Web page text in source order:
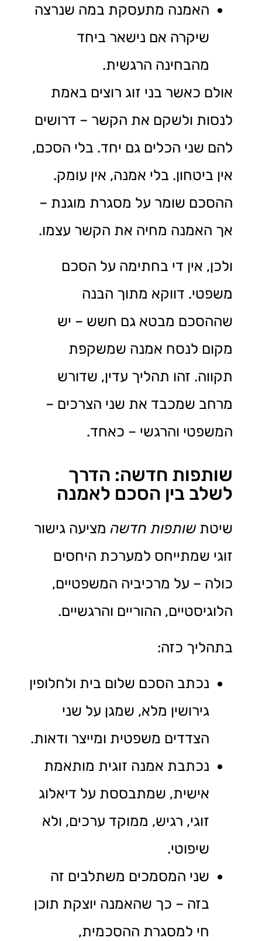
האמנה מתעסקת במה שנרצה
שיקרה אם נישאר ביחד
מהבחינה הרגשית.
אולם כאשר בני זוג רוצים באמת
לנסות ולשקם את הקשר – דרושים
להם שני הכלים גם יחד. בלי הסכם,
אין ביטחון. בלי אמנה, אין עומק.
ההסכם שומר על מסגרת מוגנת –
אך האמנה מחיה את הקשר עצמו.
ולכן, אין די בחתימה על הסכם
משפטי. דווקא מתוך הבנה
שההסכם מבטא גם חשש – יש
מקום לנסח אמנה שמשקפת
תקווה. זהו תהליך עדין, שדורש
מרחב שמכבד את שני הצרכים –
המשפטי והרגשי – כאחד.
שותפות חדשה: הדרך
לשלב בין הסכם לאמנה
שיטת שותפות חדשה מציעה גישור
זוגי שמתייחס למערכת היחסים
כולה – על מרכיביה המשפטיים,
הלוגיסטיים, ההוריים והרגשיים.
בתהליך כזה:
נכתב הסכם שלום בית ולחלופין
גירושין מלא, שמגן על שני
הצדדים משפטית ומייצר ודאות.
נכתבת אמנה זוגית מותאמת
אישית, שמתבססת על דיאלוג
זוגי, רגיש, ממוקד ערכים, ולא
שיפוטי.
שני המסמכים משתלבים זה
בזה – כך שהאמנה יוצקת תוכן
חי למסגרת ההסכמית,